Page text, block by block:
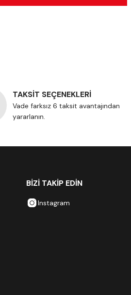
TAKSİT SEÇENEKLERİ
Vade farksız 6 taksit avantajından
yararlanın.
BİZİ TAKİP EDİN
Instagram